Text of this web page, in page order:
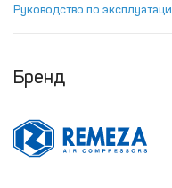
Руководство по
Бренд